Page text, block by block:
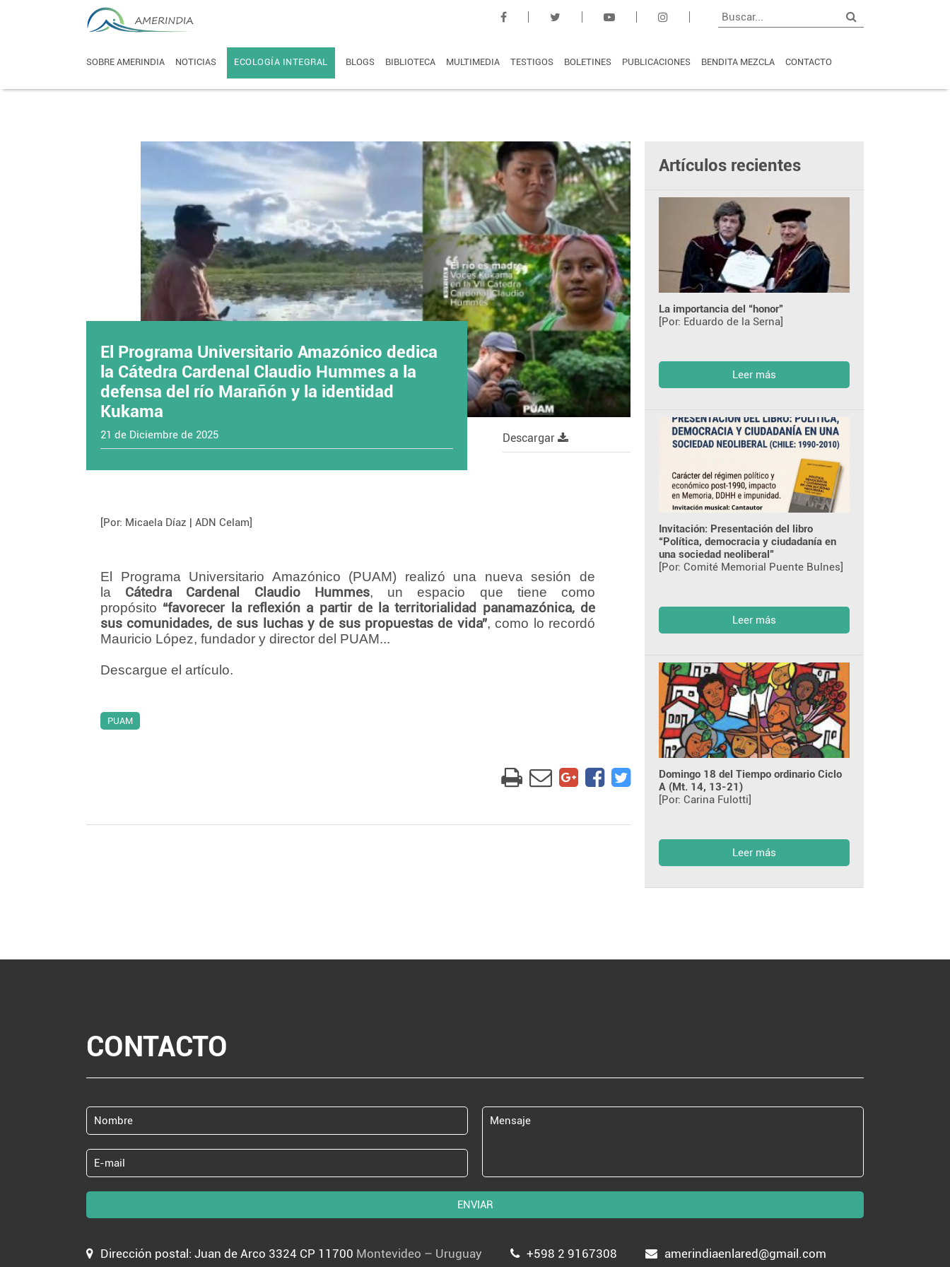
SOBRE AMERINDIA NOTICIAS ECOLOGÍA INTEGRAL BLOGS BIBLIOTECA MULTIMEDIA TESTIGOS BOLETINES PUBLICACIONES BENDITA MEZCLA CONTACTO
El Programa Universitario Amazónico dedica
la Cátedra Cardenal Claudio Hummes a la
defensa del río Marañón y la identidad
Kukama
21 de Diciembre de 2025 Descargar
[Por: Micaela Díaz | ADN Celam]
El Programa Universitario Amazónico (PUAM) realizó una nueva sesión de
la Cátedra Cardenal Claudio Hummes, un espacio que tiene como
propósito “favorecer la reflexión a partir de la territorialidad panamazónica, de
sus comunidades, de sus luchas y de sus propuestas de vida”, como lo recordó
Mauricio López, fundador y director del PUAM...
Descargue el artículo.
PUAM
Artículos recientes
La importancia del “honor”
[Por: Eduardo de la Serna]
Leer más
Invitación: Presentación del libro
“Política, democracia y ciudadanía en
una sociedad neoliberal”
[Por: Comité Memorial Puente Bulnes]
Leer más
Domingo 18 del Tiempo ordinario Ciclo
A (Mt. 14, 13-21)
[Por: Carina Fulotti]
Leer más
CONTACTO
ENVIAR
Dirección postal: Juan de Arco 3324 CP 11700 Montevideo – Uruguay +598 2 9167308 amerindiaenlared@gmail.com